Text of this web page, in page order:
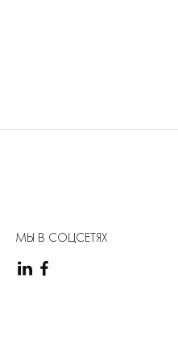
МЫ В СОЦСЕТЯХ